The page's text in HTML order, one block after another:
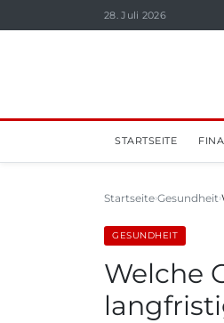
28. Juli 2026
STARTSEITE
Startseite Gesundheit
GESUNDHEIT
Welche